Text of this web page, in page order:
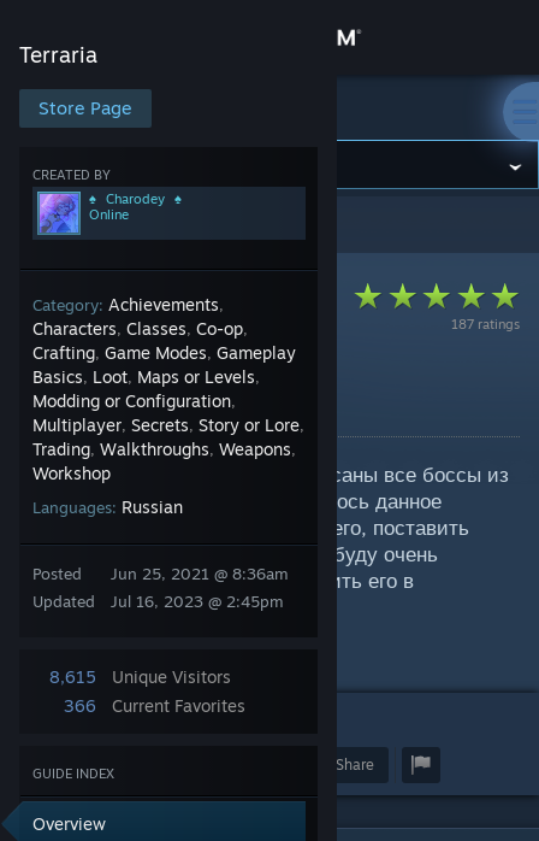
Store
Community
About
Support
Change language
Get the Steam Mobile App
View desktop website
Terraria
Store Page
CREATED BY
♠⠀Charodey⠀♠
Online
Category: Achievements,
Characters, Classes, Co-op,
Crafting, Game Modes, Gameplay
Basics, Loot, Maps or Levels,
Modding or Configuration,
Multiplayer, Secrets, Story or Lore,
Trading, Walkthroughs, Weapons,
Workshop
Languages: Russian
Posted
Updated
Jun 25, 2021 @ 8:36am
Jul 16, 2023 @ 2:45pm
8,615
Unique Visitors
366
Current Favorites
GUIDE INDEX
Overview
Terraria
Terraria >Guides
187 ratings
♤ Гайд по Боссам ♤
By ♠⠀Charodey⠀♠
В данном руководстве будут описаны все боссы из
игры Terraria. Если вам понравилось данное
руководство, то можете оценить его, поставить
лайк и написать комментарий, я буду очень
благодарен. Также можете добавить его в
избранное.
Share